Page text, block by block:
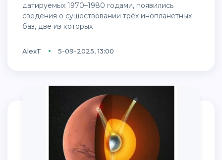
датируемых 1970–1980 годами, появились
сведения о существовании трёх инопланетных
баз, две из которых
AlexT 5-09-2025, 13:00